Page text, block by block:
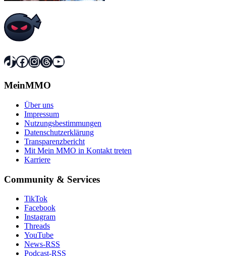
TikTok
Facebook
Instagram
Threads
YouTube
MeinMMO
Über uns
Impressum
Nutzungsbestimmungen
Datenschutzerklärung
Transparenzbericht
Mit Mein MMO in Kontakt treten
Karriere
Community & Services
TikTok
Facebook
Instagram
Threads
YouTube
News-RSS
Podcast-RSS